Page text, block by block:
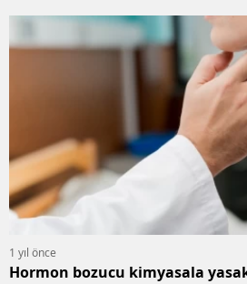
1 yıl önce
Hormon bozucu kimyasala